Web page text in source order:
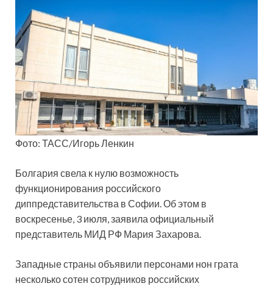
Фото: ТАСС/Игорь Ленкин
Болгария свела к нулю возможность
функционирования российского
диппредставительства в Софии. Об этом в
воскресенье, 3 июля, заявила официальный
представитель МИД РФ Мария Захарова.
Западные страны объявили персонами нон грата
несколько сотен сотрудников российских